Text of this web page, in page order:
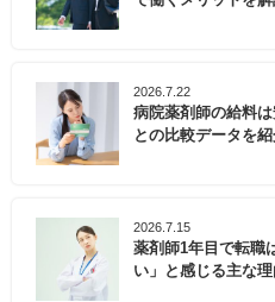
2026.7.22
病院薬剤師の給料
との比較データを
2026.7.15
薬剤師1年目で転職
い」と感じる主な